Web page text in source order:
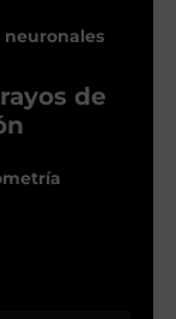
neuronales
de